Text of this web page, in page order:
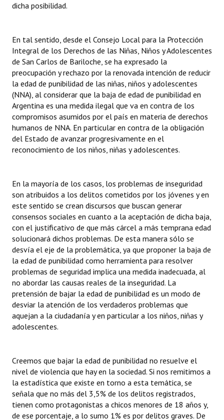
dicha posibilidad.
En tal sentido, desde el Consejo Local para la Protección
Integral de los Derechos de las Niñas, Niños y Adolescentes
de San Carlos de Bariloche, se ha expresado la
preocupación y rechazo por la renovada intención de reducir
la edad de punibilidad de las niñas, niños y adolescentes
(NNA), al considerar que la baja de edad de punibilidad en
Argentina es una medida ilegal que va en contra de los
compromisos asumidos por el país en materia de derechos
humanos de NNA. En particular en contra de la obligación
del Estado de avanzar progresivamente en el
reconocimiento de los niños, niñas y adolescentes.
En la mayoría de los casos, los problemas de inseguridad
son atribuidos a los delitos cometidos por los jóvenes y en
este sentido se crean discursos que buscan generar
consensos sociales en cuanto a la aceptación de dicha baja,
con el justificativo de que más cárcel a más temprana edad
solucionará dichos problemas. De esta manera sólo se
desvía el eje de la problemática, ya que proponer la baja de
la edad de punibilidad como herramienta para resolver
problemas de seguridad implica una medida inadecuada, al
no abordar las causas reales de la inseguridad. La
pretensión de bajar la edad de punibilidad es un modo de
desviar la atención de los verdaderos problemas que
aquejan a la ciudadanía y en particular a los niños, niñas y
adolescentes.
Creemos que bajar la edad de punibilidad no resuelve el
nivel de violencia que hay en la sociedad. Si nos remitimos a
la estadística que existe en torno a esta temática, se
señala que no más del 3,5% de los delitos registrados,
tienen como protagonistas a chicos menores de 18 años y,
de ese porcentaje, a lo sumo 1% es por delitos graves. De